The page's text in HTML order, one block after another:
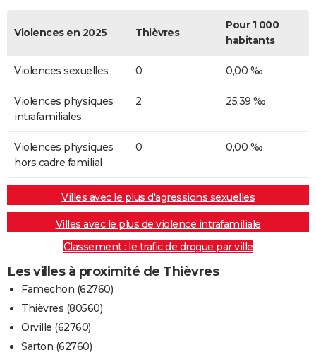
Violences en 2025 Thièvres
Pour 1 000
habitants
Violences sexuelles 0 0,00 ‰
Violences physiques
intrafamiliales
2 25,39 ‰
Violences physiques
hors cadre familial
0 0,00 ‰
Villes avec le plus d'agressions sexuelles
Villes avec le plus de violence intrafamiliale
Classement : le trafic de drogue par ville
Les villes à proximité de Thièvres
Famechon (62760)
Thièvres (80560)
Orville (62760)
Sarton (62760)